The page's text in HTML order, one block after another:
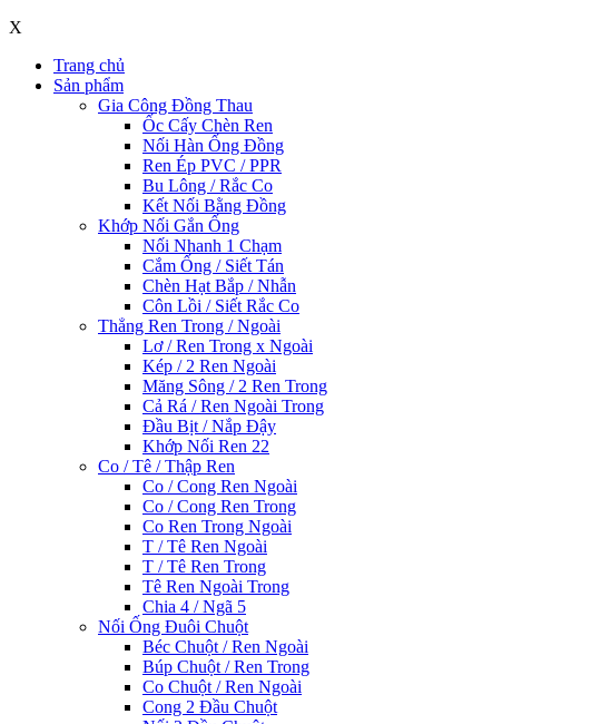
X
Trang chủ
Sản phẩm
Gia Công Đồng Thau
Ốc Cấy Chèn Ren
Nối Hàn Ống Đồng
Ren Ép PVC / PPR
Bu Lông / Rắc Co
Kết Nối Bằng Đồng
Khớp Nối Gắn Ống
Nối Nhanh 1 Chạm
Cắm Ống / Siết Tán
Chèn Hạt Bắp / Nhẫn
Côn Lồi / Siết Rắc Co
Thẳng Ren Trong / Ngoài
Lơ / Ren Trong x Ngoài
Kép / 2 Ren Ngoài
Măng Sông / 2 Ren Trong
Cả Rá / Ren Ngoài Trong
Đầu Bịt / Nắp Đậy
Khớp Nối Ren 22
Co / Tê / Thập Ren
Co / Cong Ren Ngoài
Co / Cong Ren Trong
Co Ren Trong Ngoài
T / Tê Ren Ngoài
T / Tê Ren Trong
Tê Ren Ngoài Trong
Chia 4 / Ngã 5
Nối Ống Đuôi Chuột
Béc Chuột / Ren Ngoài
Búp Chuột / Ren Trong
Co Chuột / Ren Ngoài
Cong 2 Đầu Chuột